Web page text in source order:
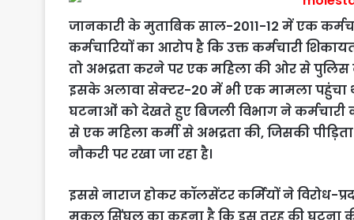
जानकारी के मुताबिक साल-2011-12 में एक
कर्मचारियों का आरोप है कि उक्त कर्मचारी
तो अभद्रता करने पर एक महिला की ओर से पुलिस
इसके अलावा सेक्टर-20 में भी एक मामला
घटनाओं को देखते हुए बिजली विभाग ने कर्मचारी
से एक महिला कर्मी से अभद्रता की, जिसकी
नौकरी पर रखा जा रहा है।
इससे नाराज होकर कॉलसेंटर कर्मियों ने विरोध-